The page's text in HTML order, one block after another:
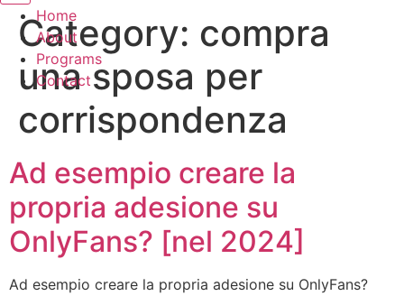
Home
About
Programs
Contact
Hamburger Toggle Menu
Category: compra
una sposa per
corrispondenza
Ad esempio creare la
propria adesione su
OnlyFans? [nel 2024]
Ad esempio creare la propria adesione su OnlyFans?